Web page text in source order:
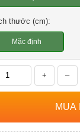
thước (cm):
Mặc định
+ –